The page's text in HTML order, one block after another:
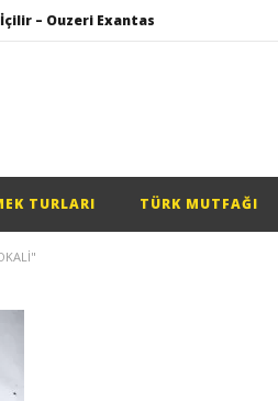
– Ouzeri Exantas
FollowMi Around
– Ouzeri Exantas
TURLARI TÜRK MUTFAĞI